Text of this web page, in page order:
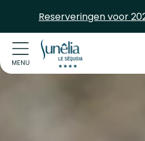
Reserveringen voor
MENU